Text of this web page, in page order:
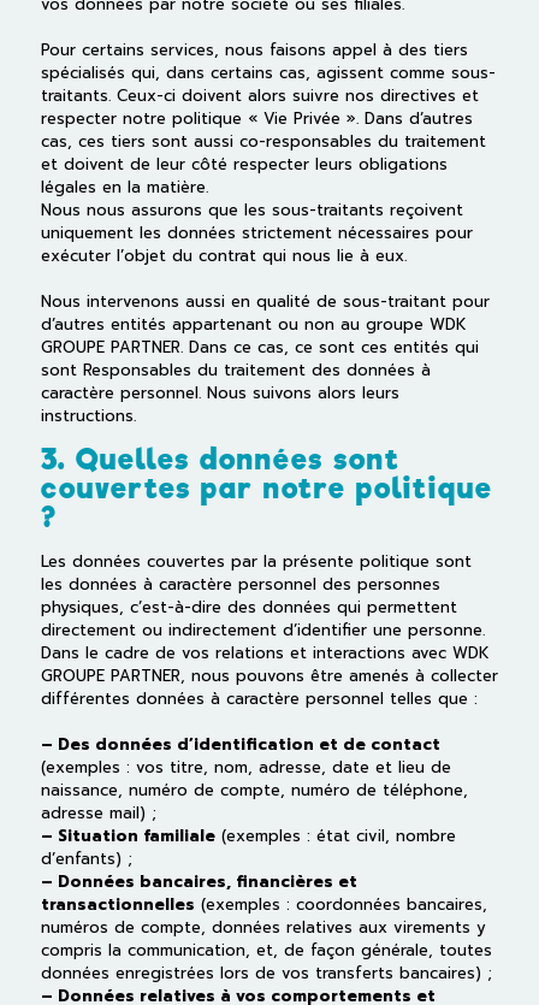
Pour certains services, nous faisons appel à des tiers
spécialisés qui, dans certains cas, agissent comme sous-
traitants. Ceux-ci doivent alors suivre nos directives et
respecter notre politique « Vie Privée ». Dans d’autres
cas, ces tiers sont aussi co-responsables du traitement
et doivent de leur côté respecter leurs obligations
légales en la matière.
Nous nous assurons que les sous-traitants reçoivent
uniquement les données strictement nécessaires pour
exécuter l’objet du contrat qui nous lie à eux.
Nous intervenons aussi en qualité de sous-traitant pour
d’autres entités appartenant ou non au groupe WDK
GROUPE PARTNER. Dans ce cas, ce sont ces entités qui
sont Responsables du traitement des données à
caractère personnel. Nous suivons alors leurs
instructions.
3. Quelles données sont
couvertes par notre politique
?
Les données couvertes par la présente politique sont
les données à caractère personnel des personnes
physiques, c’est-à-dire des données qui permettent
directement ou indirectement d’identifier une personne.
Dans le cadre de vos relations et interactions avec WDK
GROUPE PARTNER, nous pouvons être amenés à collecter
différentes données à caractère personnel telles que :
– Des données d’identification et de contact
(exemples : vos titre, nom, adresse, date et lieu de
naissance, numéro de compte, numéro de téléphone,
adresse mail) ;
– Situation familiale(exemples : état civil, nombre
d’enfants) ;
– Données bancaires, financières et
transactionnelles (exemples : coordonnées bancaires,
numéros de compte, données relatives aux virements y
compris la communication, et, de façon générale, toutes
données enregistrées lors de vos transferts bancaires) ;
– Données relatives à vos comportements et